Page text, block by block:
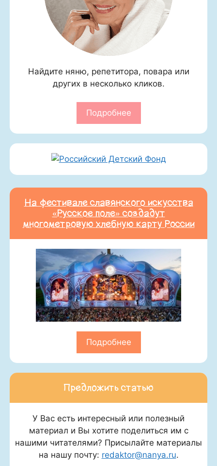
Найдите няню, репетитора, повара или
других в несколько кликов.
Подробнее
На фестивале славянского искусства
«Русское поле» создадут
многометровую хлебную карту России
Подробнее
Предложить статью
У Вас есть интересный или полезный
материал и Вы хотите поделиться им с
нашими читателями? Присылайте материалы
на нашу почту: redaktor@nanya.ru.